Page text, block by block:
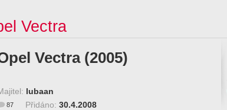
Vectra
Vectra (2005)
lubaan
Přidáno: 30.4.2008
87